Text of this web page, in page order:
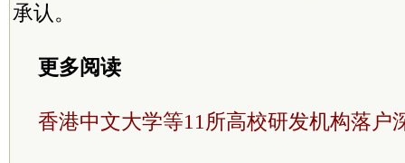
承认。
更多阅读
香港中文大学等11所高校研发机构落户